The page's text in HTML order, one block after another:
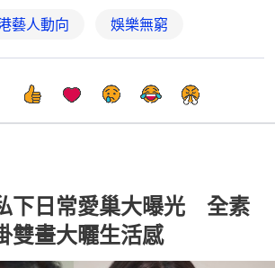
藝人動向 娛樂無窮
下日常愛巢大曝光 全素
雙畫大曬生活感